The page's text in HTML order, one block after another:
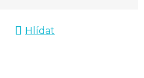
Hlídat